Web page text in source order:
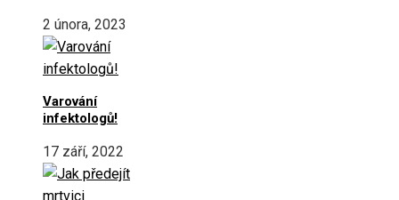
2 února, 2023
Varování
infektologů!
17 září, 2022